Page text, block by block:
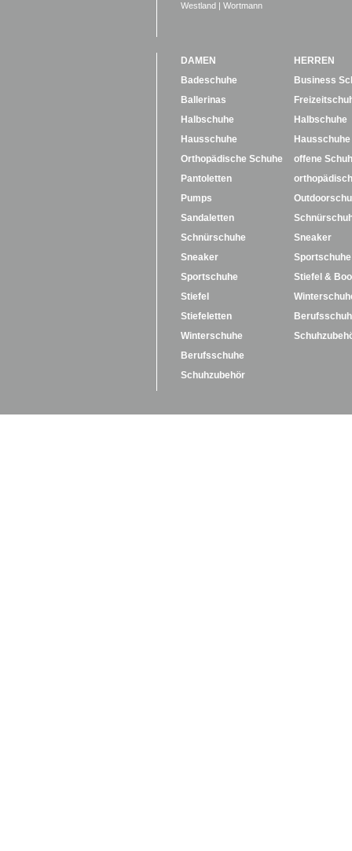
Westland | Wortmann
DAMEN
Badeschuhe
Ballerinas
Halbschuhe
Hausschuhe
Orthopädische Schuhe
Pantoletten
Pumps
Sandaletten
Schnürschuhe
Sneaker
Sportschuhe
Stiefel
Stiefeletten
Winterschuhe
Berufsschuhe
Schuhzubehör
HERREN
Business
Halbschuhe
Hausschuhe
offene
Sneaker
Sportschuhe
Stiefel &